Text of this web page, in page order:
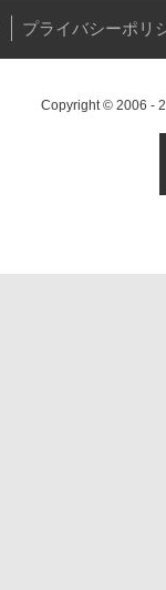
プライバシーポリ
Copyright © 2006 -